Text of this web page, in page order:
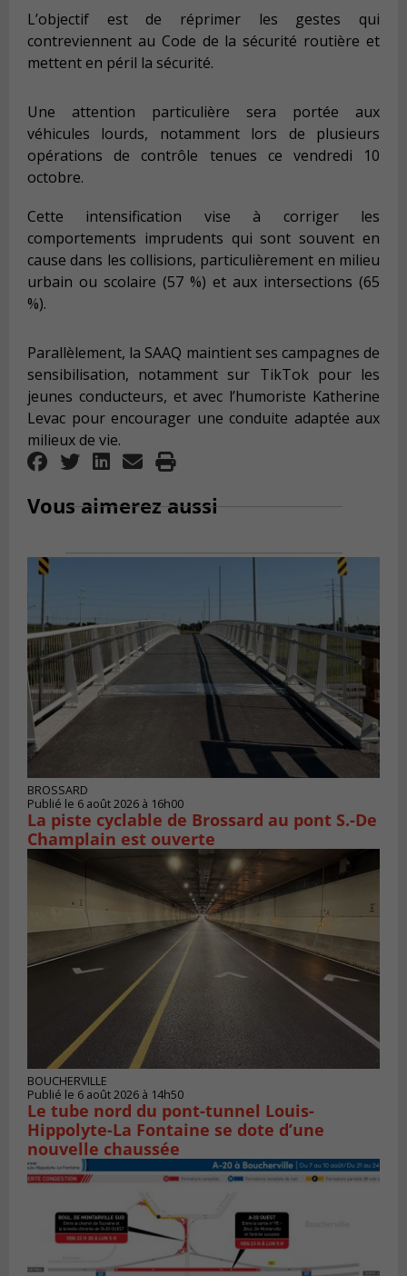
L’objectif est de réprimer les gestes qui
contreviennent au Code de la sécurité routière et
mettent en péril la sécurité.
Une attention particulière sera portée aux
véhicules lourds, notamment lors de plusieurs
opérations de contrôle tenues ce vendredi 10
octobre.
Cette intensification vise à corriger les
comportements imprudents qui sont souvent en
cause dans les collisions, particulièrement en milieu
urbain ou scolaire (57 %) et aux intersections (65
%).
Parallèlement, la SAAQ maintient ses campagnes de
sensibilisation, notamment sur TikTok pour les
jeunes conducteurs, et avec l’humoriste Katherine
Levac pour encourager une conduite adaptée aux
milieux de vie.
Vous aimerez aussi
BROSSARD
Publié le 6 août 2026 à 16h00
La piste cyclable de Brossard au pont S.-De
Champlain est ouverte
BOUCHERVILLE
Publié le 6 août 2026 à 14h50
Le tube nord du pont-tunnel Louis-
Hippolyte-La Fontaine se dote d’une
nouvelle chaussée